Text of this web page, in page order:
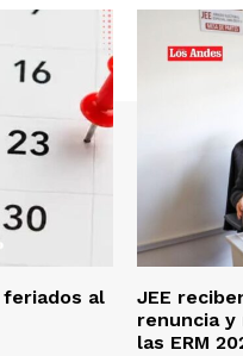
al
JEE
renuncia
las ERM